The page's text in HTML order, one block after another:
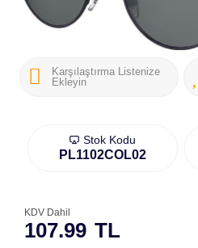
Karşılaştırma Listenize
Ekleyin
Stok Kodu
PL1102COL02
107.99 TL
KDV Dahil